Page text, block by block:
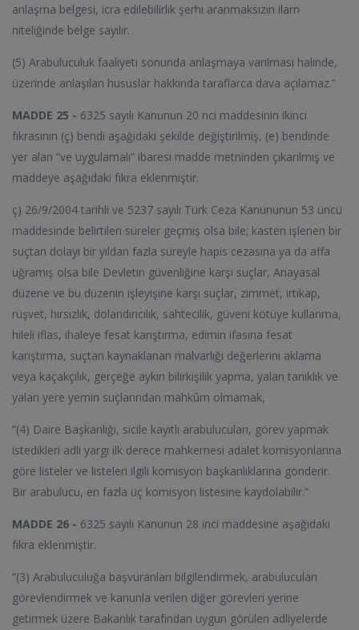
anlaşma belgesi, icra edilebilirlik şerhi aranmaksızın ilam
niteliğinde belge sayılır.
(5) Arabuluculuk faaliyeti sonunda anlaşmaya varılması halinde,
üzerinde anlaşılan hususlar hakkında taraflarca dava açılamaz.”
MADDE 25 - 6325 sayılı Kanunun 20 nci maddesinin ikinci
fıkrasının (ç) bendi aşağıdaki şekilde değiştirilmiş, (e) bendinde
yer alan “ve uygulamalı” ibaresi madde metninden çıkarılmış ve
maddeye aşağıdaki fıkra eklenmiştir.
ç) 26/9/2004 tarihli ve 5237 sayılı Türk Ceza Kanununun 53 üncü
maddesinde belirtilen süreler geçmiş olsa bile; kasten işlenen bir
suçtan dolayı bir yıldan fazla süreyle hapis cezasına ya da affa
uğramış olsa bile Devletin güvenliğine karşı suçlar, Anayasal
düzene ve bu düzenin işleyişine karşı suçlar, zimmet, irtikap,
rüşvet, hırsızlık, dolandırıcılık, sahtecilik, güveni kötüye kullanma,
hileli iflas, ihaleye fesat karıştırma, edimin ifasına fesat
karıştırma, suçtan kaynaklanan malvarlığı değerlerini aklama
veya kaçakçılık, gerçeğe aykırı bilirkişilik yapma, yalan tanıklık ve
yalan yere yemin suçlarından mahkûm olmamak,
“(4) Daire Başkanlığı, sicile kayıtlı arabulucuları, görev yapmak
istedikleri adli yargı ilk derece mahkemesi adalet komisyonlarına
göre listeler ve listeleri ilgili komisyon başkanlıklarına gönderir.
Bir arabulucu, en fazla üç komisyon listesine kaydolabilir.”
MADDE 26 - 6325 sayılı Kanunun 28 inci maddesine aşağıdaki
fıkra eklenmiştir.
“(3) Arabuluculuğa başvuranları bilgilendirmek, arabulucuları
görevlendirmek ve kanunla verilen diğer görevleri yerine
getirmek üzere Bakanlık tarafından uygun görülen adliyelerde